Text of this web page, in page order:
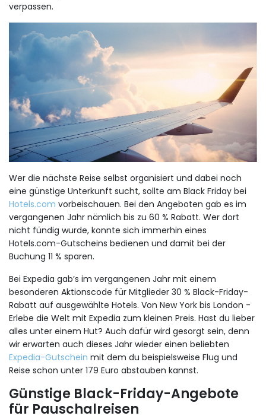
verpassen.
Wer die nächste Reise selbst organisiert und dabei noch
eine günstige Unterkunft sucht, sollte am Black Friday bei
Hotels.com vorbeischauen. Bei den Angeboten gab es im
vergangenen Jahr nämlich bis zu 60 % Rabatt. Wer dort
nicht fündig wurde, konnte sich immerhin eines
Hotels.com-Gutscheins bedienen und damit bei der
Buchung 11 % sparen.
Bei Expedia gab’s im vergangenen Jahr mit einem
besonderen Aktionscode für Mitglieder 30 % Black-Friday-
Rabatt auf ausgewählte Hotels. Von New York bis London -
Erlebe die Welt mit Expedia zum kleinen Preis. Hast du lieber
alles unter einem Hut? Auch dafür wird gesorgt sein, denn
wir erwarten auch dieses Jahr wieder einen beliebten
Expedia-Gutschein mit dem du beispielsweise Flug und
Reise schon unter 179 Euro abstauben kannst.
Günstige Black-Friday-Angebote
für Pauschalreisen